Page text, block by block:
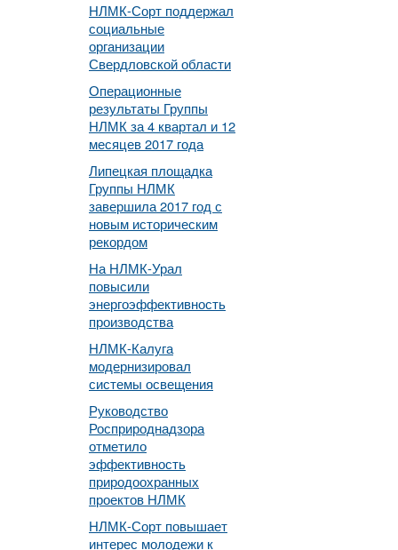
НЛМК-Сорт поддержал
социальные
организации
Свердловской области
Операционные
результаты Группы
НЛМК за 4 квартал и 12
месяцев 2017 года
Липецкая площадка
Группы НЛМК
завершила 2017 год с
новым историческим
рекордом
На НЛМК-Урал
повысили
энергоэффективность
производства
НЛМК-Калуга
модернизировал
системы освещения
Руководство
Росприроднадзора
отметило
эффективность
природоохранных
проектов НЛМК
НЛМК-Сорт повышает
интерес молодежи к